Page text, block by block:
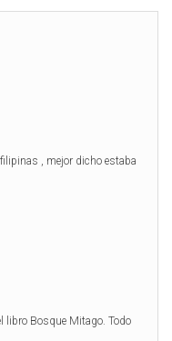
, mejor dicho estaba
libro Bosque Mitago. Todo